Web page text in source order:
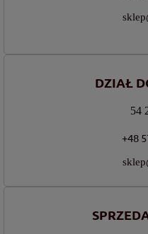
DZIAŁ
54
+48